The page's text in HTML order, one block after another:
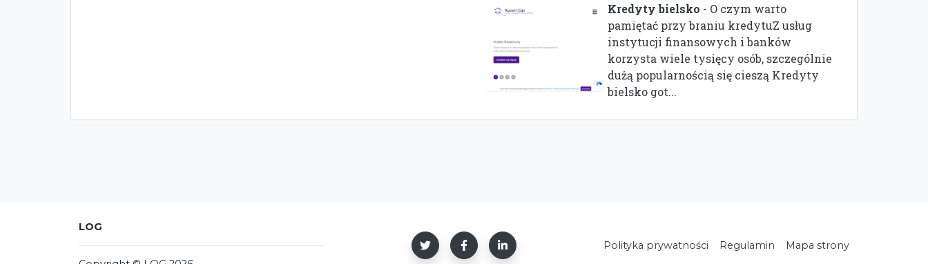
Kredyty bielsko - O czym warto
pamiętać przy braniu kredytuZ usług
instytucji finansowych i banków
korzysta wiele tysięcy osób, szczególnie
dużą popularnością się cieszą Kredyty
bielsko got...
LOG
Polityka prywatności Regulamin Mapa strony